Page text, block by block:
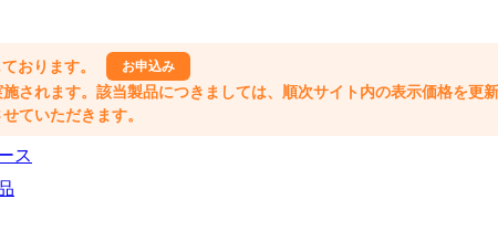
ス
おります。 お申込み
れます。該当製品につきましては、順次サイト内の表示価格を更新
ていただきます。